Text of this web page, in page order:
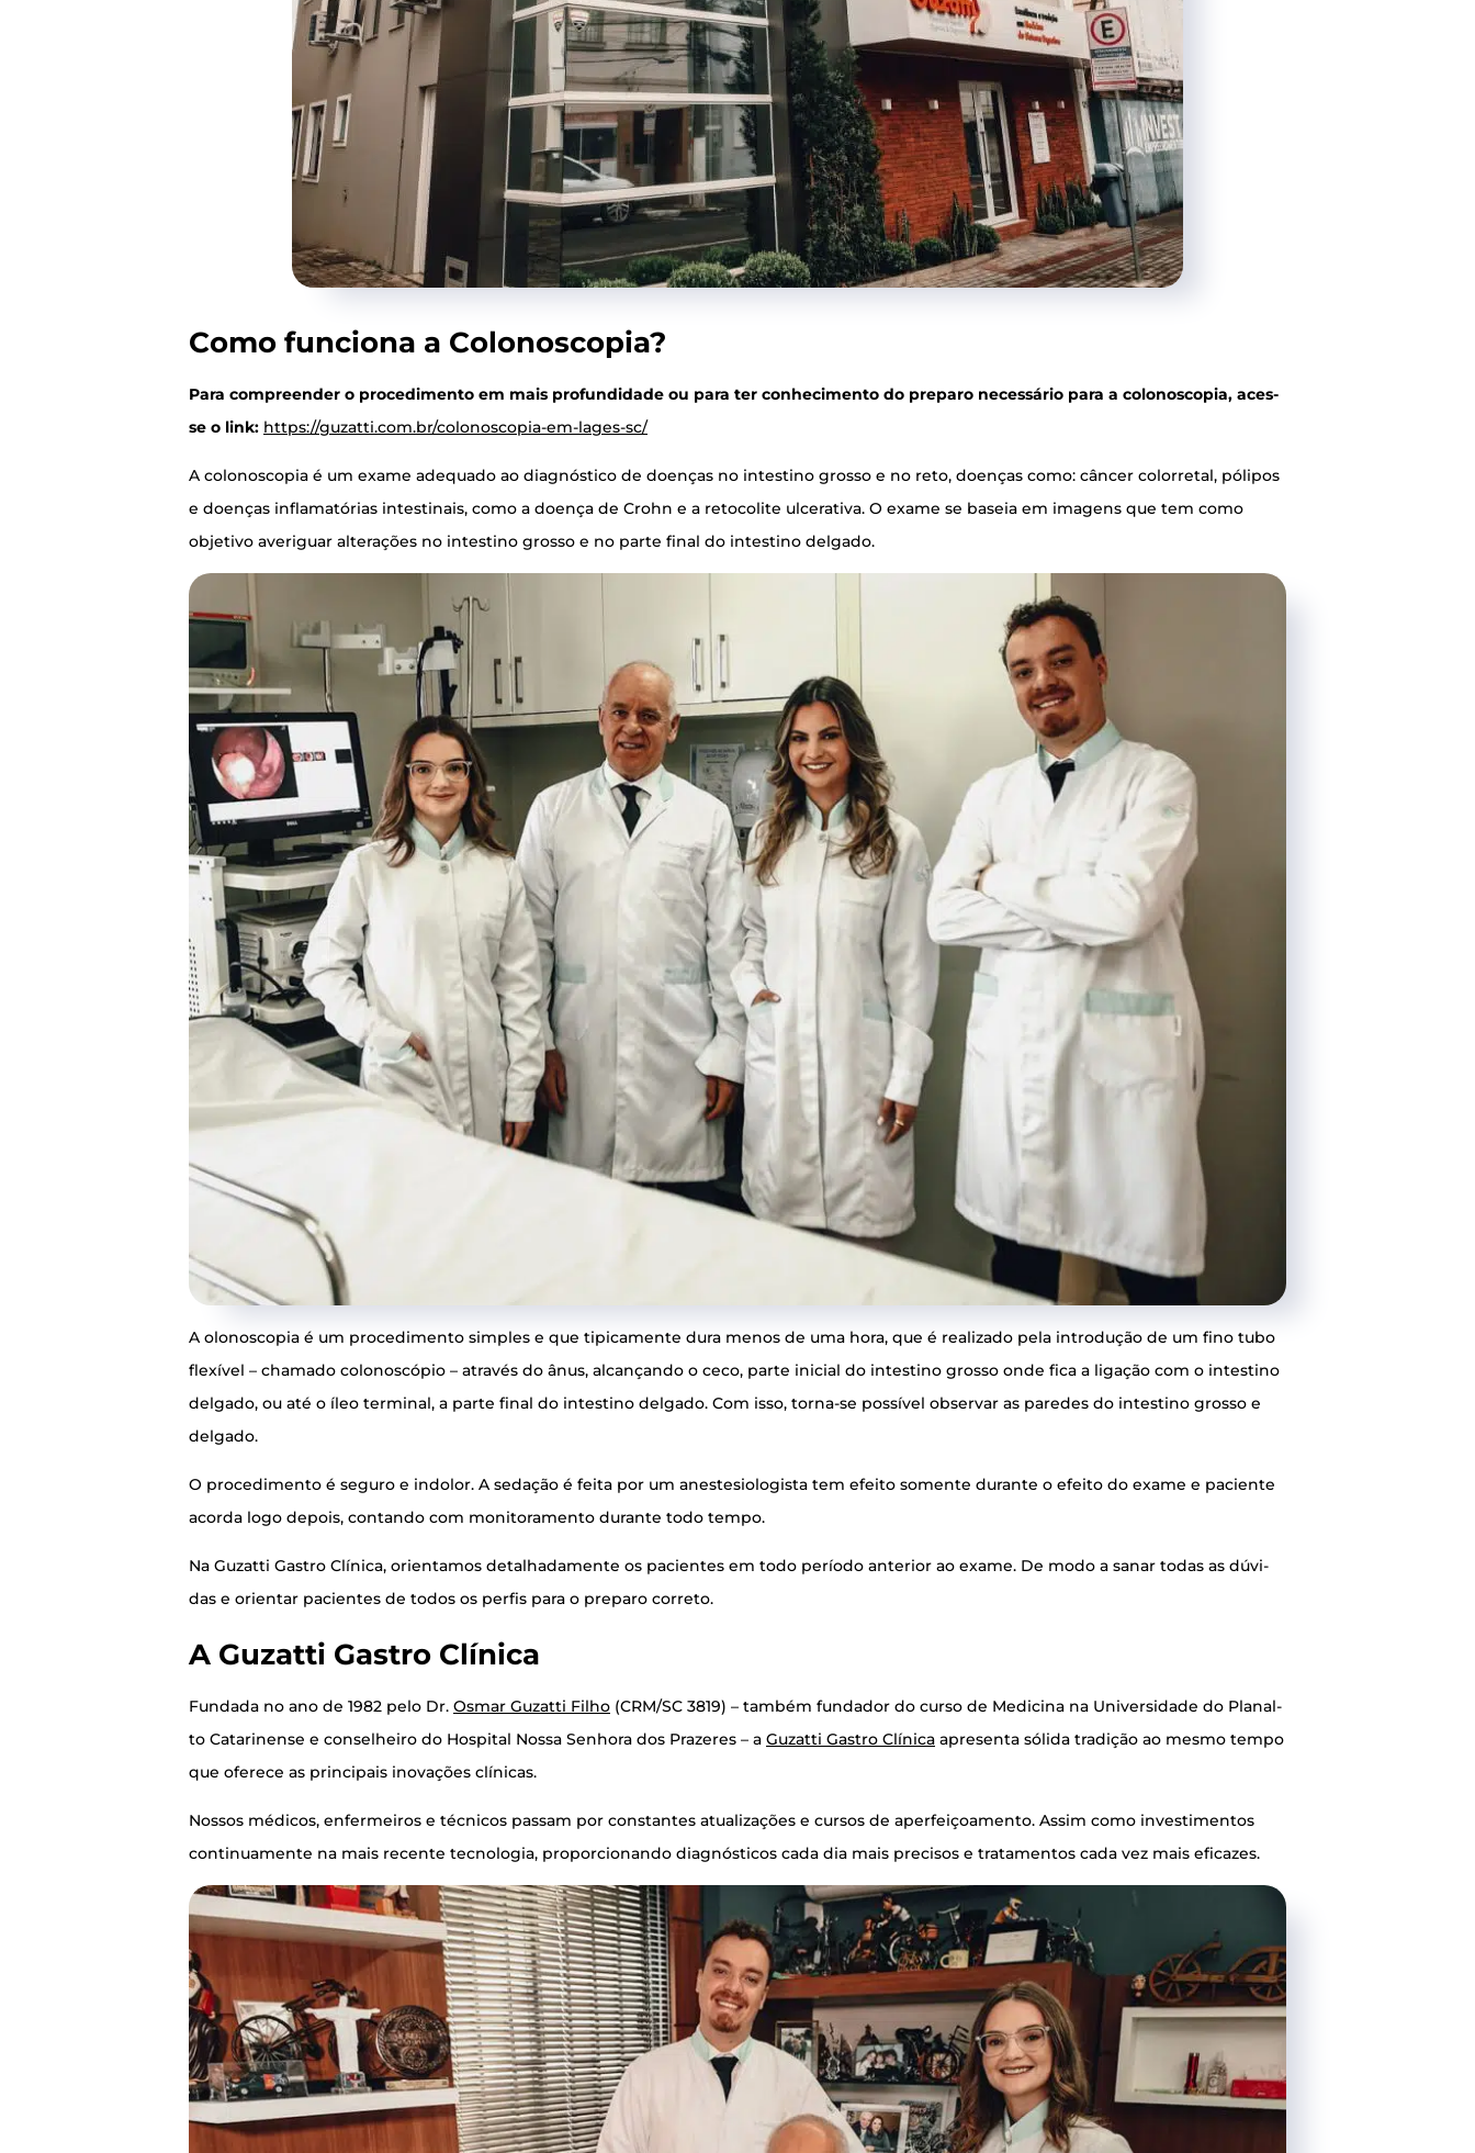
Como fun­ci­o­na a Colonoscopia?
Para com­pre­en­der o pro­ce­di­men­to em mais pro­fun­di­da­de ou para ter conhe­ci­men­to do pre­pa­ro neces­sá­rio para a colo­nos­co­pia, aces­
se o link: https://guzatti.com.br/colonoscopia-em-lages-sc/
A colo­nos­co­pia é um exa­me ade­qua­do ao diag­nós­ti­co de doen­ças no intes­ti­no gros­so e no reto, doen­ças como: cân­cer color­re­tal, póli­pos
e doen­ças infla­ma­tó­ri­as intes­ti­nais, como a doen­ça de Crohn e a reto­co­li­te ulce­ra­ti­va. O exa­me se baseia em ima­gens que tem como
obje­ti­vo ave­ri­guar alte­ra­ções no intes­ti­no gros­so e no par­te final do intes­ti­no delgado.
A olo­nos­co­pia é um pro­ce­di­men­to sim­ples e que tipi­ca­men­te dura menos de uma hora, que é rea­li­za­do pela intro­du­ção de um fino tubo
fle­xí­vel – cha­ma­do colo­nos­có­pio – atra­vés do ânus, alcan­çan­do o ceco, par­te ini­ci­al do intes­ti­no gros­so onde fica a liga­ção com o intes­ti­no
del­ga­do, ou até o íleo ter­mi­nal, a par­te final do intes­ti­no del­ga­do. Com isso, tor­na-se pos­sí­vel obser­var as pare­des do intes­ti­no gros­so e
delgado.
O pro­ce­di­men­to é segu­ro e indo­lor. A seda­ção é fei­ta por um anes­te­si­o­lo­gis­ta tem efei­to somen­te duran­te o efei­to do exa­me e paci­en­te
acor­da logo depois, con­tan­do com moni­to­ra­men­to duran­te todo tempo.
Na Guzat­ti Gas­tro Clí­ni­ca, ori­en­ta­mos deta­lha­da­men­te os paci­en­tes em todo perío­do ante­ri­or ao exa­me. De modo a sanar todas as dúvi­
das e ori­en­tar paci­en­tes de todos os per­fis para o pre­pa­ro correto.
A Guzat­ti Gas­tro Clínica
Fun­da­da no ano de 1982 pelo Dr. Osmar Guzat­ti Filho (CRM/SC 3819) – tam­bém fun­da­dor do cur­so de Medi­ci­na na Uni­ver­si­da­de do Pla­nal­
to Cata­ri­nen­se e con­se­lhei­ro do Hos­pi­tal Nos­sa Senho­ra dos Pra­ze­res – a Guzat­ti Gas­tro Clí­ni­ca apre­sen­ta sóli­da tra­di­ção ao mes­mo tem­po
que ofe­re­ce as prin­ci­pais ino­va­ções clínicas.
Nos­sos médi­cos, enfer­mei­ros e téc­ni­cos pas­sam por cons­tan­tes atu­a­li­za­ções e cur­sos de aper­fei­ço­a­men­to. Assim como inves­ti­men­tos
con­ti­nu­a­men­te na mais recen­te tec­no­lo­gia, pro­por­ci­o­nan­do diag­nós­ti­cos cada dia mais pre­ci­sos e tra­ta­men­tos cada vez mais eficazes.